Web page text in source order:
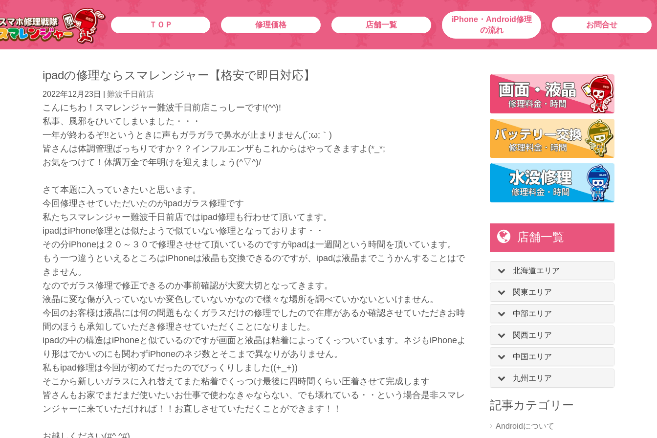
ＴＯＰ 修理価格 店舗一覧
iPhone・Android修理
の流れ
お問合せ
ipadの修理ならスマレンジャー【格安で即日対応】
2022年12月23日 難波千日前店
こんにちわ！スマレンジャー難波千日前店こっしーです!(^^)!
私事、風邪をひいてしまいました・・・
一年が終わるぞ!!というときに声もガラガラで鼻水が止まりません(´;ω;｀)
皆さんは体調管理ばっちりですか？？インフルエンザもこれからはやってきますよ(*_*;
お気をつけて！体調万全で年明けを迎えましょう(^▽^)/
さて本題に入っていきたいと思います。
今回修理させていただいたのがipadガラス修理です
私たちスマレンジャー難波千日前店ではipad修理も行わせて頂いてます。
ipadはiPhone修理とは似たようで似ていない修理となっております・・
その分iPhoneは２０～３０で修理させせて頂いているのですがipadは一週間という時間を頂いています。
もう一つ違うといえるところはiPhoneは液晶も交換できるのですが、ipadは液晶までこうかんすることはで
きません。
なのでガラス修理で修正できるのか事前確認が大変大切となってきます。
液晶に変な傷が入っていないか変色していないかなので様々な場所を調べていかないといけません。
今回のお客様は液晶には何の問題もなくガラスだけの修理でしたので在庫があるか確認させていただきお時
間のほうも承知していただき修理させていただくことになりました。
ipadの中の構造はiPhoneと似ているのですが画面と液晶は粘着によってくっついています。ネジもiPhoneよ
り形はでかいのにも関わずiPhoneのネジ数とそこまで異なりがありません。
私もipad修理は今回が初めてだったのでびっくりしました((+_+))
そこから新しいガラスに入れ替えてまた粘着でくっつけ最後に四時間くらい圧着させて完成します
皆さんもお家でまだまだ使いたいお仕事で使わなきゃならない、でも壊れている・・という場合是非スマレ
ンジャーに来ていただければ！！お直しさせていただくことができます！！
店舗一覧
北海道エリア
関東エリア
中部エリア
関西エリア
中国エリア
九州エリア
記事カテゴリー
Androidについて